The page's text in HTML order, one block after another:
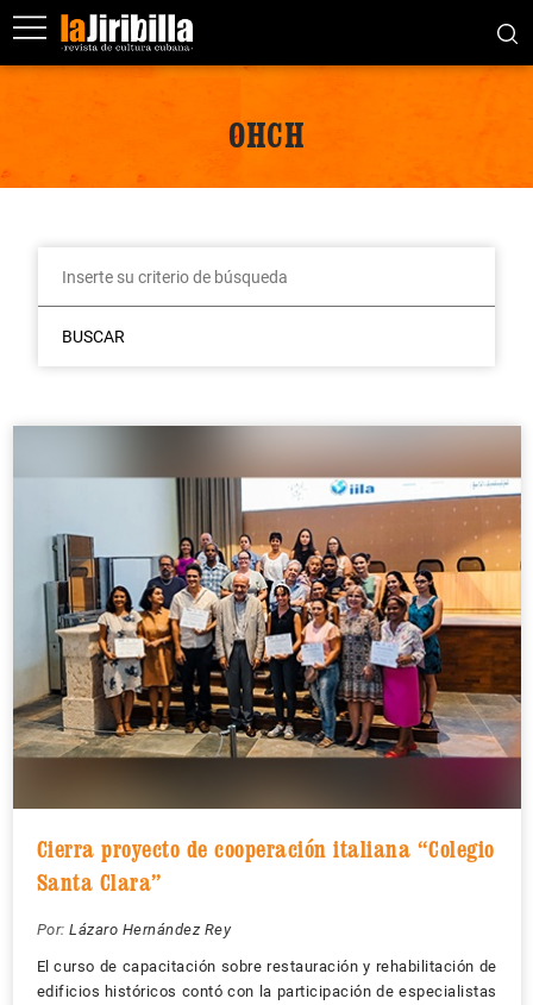
OHCH
BUSCAR
Cierra proyecto de cooperación italiana “Colegio
Santa Clara”
Por: Lázaro Hernández Rey
El curso de capacitación sobre restauración y rehabilitación de
edificios históricos contó con la participación de especialistas